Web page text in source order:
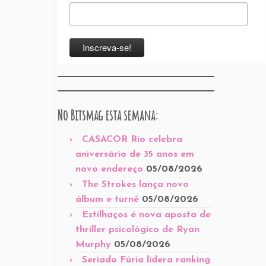
No Bitsmag esta semana:
CASACOR Rio celebra
aniversário de 35 anos em
novo endereço 05/08/2026
The Strokes lança novo
álbum e turnê 05/08/2026
Estilhaços é nova aposta de
thriller psicológico de Ryan
Murphy 05/08/2026
Seriado Fúria lidera ranking